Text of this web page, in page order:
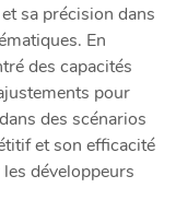
sa précision dans
En
des capacités
pour
des scénarios
et son efficacité
développeurs